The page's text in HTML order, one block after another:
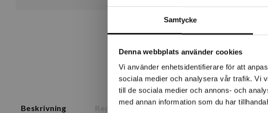
Samtycke
Denna webbplats använder cookies
Vi använder enhetsidentifierare för att
sociala medier och analysera vår trafik. Vi
till de sociala medier och annons- och
med annan information som du har
Uppsala
Beskrivning Recensioner Om tillverkaren